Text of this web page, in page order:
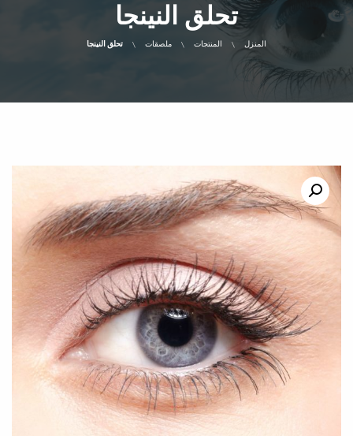
تحلق النينجا
المنزل المنتجات ملصقات تحلق النينجا